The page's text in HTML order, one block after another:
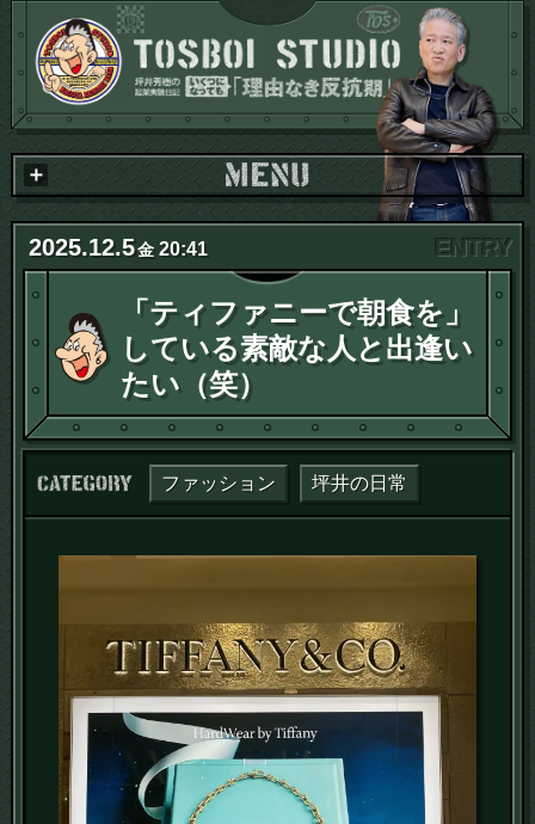
2025.12.5金20:41
「ティファニーで朝食を」
している素敵な人と出逢い
たい（笑）
カテゴリー：
ファッション 坪井の日常